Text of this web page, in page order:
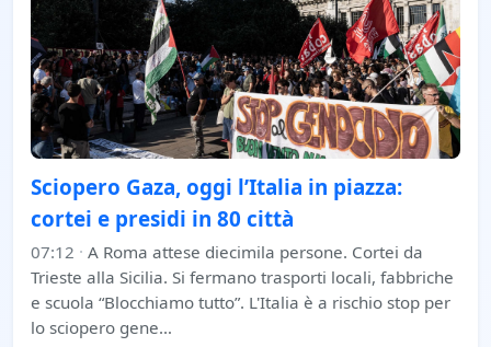
Sciopero Gaza, oggi l’Italia in piazza:
cortei e presidi in 80 città
07:12 · A Roma attese diecimila persone. Cortei da
Trieste alla Sicilia. Si fermano trasporti locali, fabbriche
e scuola “Blocchiamo tutto”. L'Italia è a rischio stop per
lo sciopero gene…